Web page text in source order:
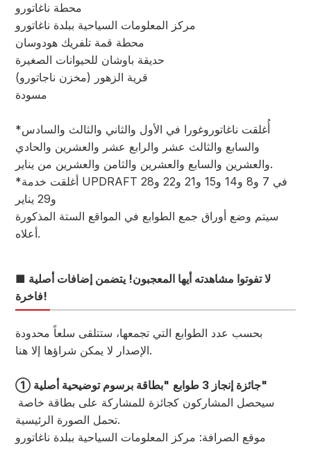
محطة ناغاتورو
مركز المعلومات السياحية ببلدة ناغاتورو
محطة قمة تلفريك هودوسان
حديقة باوشان للحيوانات الصغيرة
قرية الزهور (مخزن ناجاتورو)
مسودة
*أُغلقت ناغاتوروغورا في الأول والثاني والثالث والسادس
والسابع والثالث عشر والرابع عشر والعشرين والحادي
والعشرين والسابع والعشرين والثامن والعشرين من يناير.
*أغلقت خدمة UPDRAFT في 7 و8 و14 و15 و21 و22 و28
و29 يناير
سيتم وضع أوراق جمع الطوابع في المواقع الستة المذكورة
أعلاه.
■ لا تفوتوا مشاهدته أيها المعجبون! يتضمن إضافات أصلية
فاخرة!
بحسب عدد الطوابع التي تجمعها، ستتلقى سلعاً محدودة
الإصدار لا يمكن شراؤها إلا هنا.
① جائزة إنجاز 3 طوابع"بطاقة برسوم توضيحية أصلية"
سيحصل المشاركون كجائزة للمشاركة على بطاقة خاصة
تحمل الصورة الرئيسية.
موقع الصرافة: مركز المعلومات السياحية ببلدة ناغاتورو